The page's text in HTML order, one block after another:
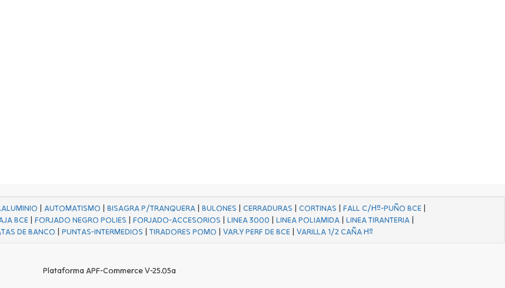
| AUTOMATISMO | BISAGRA P/TRANQUERA| BULONES | CERRADURAS | CORTINAS | FALL C/Hº-PUÑO BCE|
BCE |FORJADO NEGRO POLIES |FORJADO-ACCESORIOS |LINEA 3000 |LINEA POLIAMIDA |LINEA TIRANTERIA |
DE BANCO | PUNTAS-INTERMEDIOS | TIRADORES POMO | VAR.Y PERF DE BCE| VARILLA 1/2 CAÑA Hº
Plataforma APF-Commerce V-25.05a